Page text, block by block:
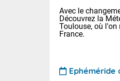
Avec le
Découvrez la
Toulouse, où
France.
Ephéméride